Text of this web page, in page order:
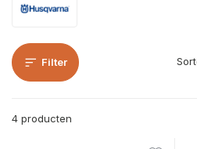
Filter
4 producten